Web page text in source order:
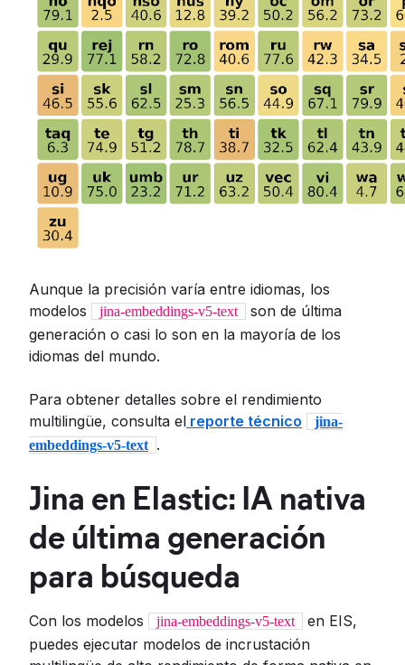
Aunque la precisión varía entre idiomas, los
modelos
jina-embeddings-v5-text
son de última
generación o casi lo son en la mayoría de los
idiomas del mundo.
Para obtener detalles sobre el rendimiento
multilingüe, consulta el reporte técnico
jina-
embeddings-v5-text .
Jina en Elastic: IA nativa
de última generación
para búsqueda
Con los modelos jina-embeddings-v5-text
en EIS,
puedes ejecutar modelos de incrustación